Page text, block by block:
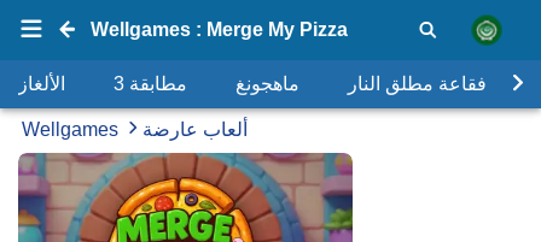
Wellgames : Merge My Pizza
الألغاز مطابقة 3 ماهجونغ فقاعة مطلق النار
Wellgames ألعاب عارضة